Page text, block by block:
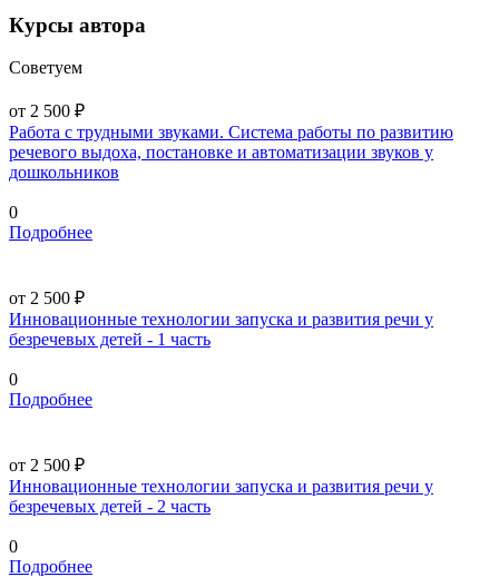
Курсы автора
Советуем
от 2 500 ₽
Работа с трудными звуками. Система работы по развитию
речевого выдоха, постановке и автоматизации звуков у
дошкольников
0
Подробнее
от 2 500 ₽
Инновационные технологии запуска и развития речи у
безречевых детей - 1 часть
0
Подробнее
от 2 500 ₽
Инновационные технологии запуска и развития речи у
безречевых детей - 2 часть
0
Подробнее